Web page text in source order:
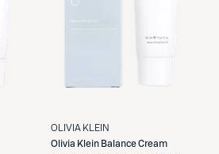
OLIVIA KLEIN
Olivia Klein Balance Cream